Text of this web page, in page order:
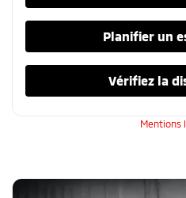
Planifier un
Vérifiez la
Mentions